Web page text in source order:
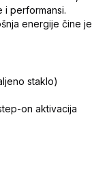
i performansi.
energije čine je
staklo)
on aktivacija